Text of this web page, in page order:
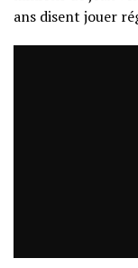
ans disent jouer